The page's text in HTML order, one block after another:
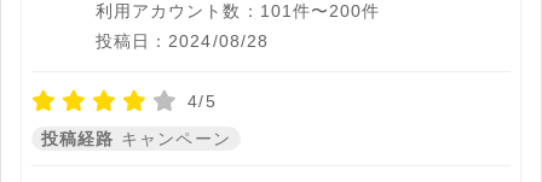
利用アカウント数：101件〜200件
投稿日：2024/08/28
4/5
投稿経路 キャンペーン